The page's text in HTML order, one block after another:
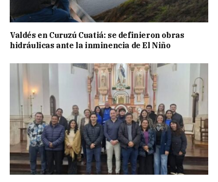
Valdés en Curuzú Cuatiá: se definieron obras
hidráulicas ante la inminencia de El Niño